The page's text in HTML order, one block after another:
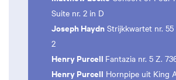
Suite nr. 2 in D
Joseph Haydn Strijkkwartet nr. 55
2
Henry Purcell Fantazia nr. 5 Z.
Henry Purcell Hornpipe uit King